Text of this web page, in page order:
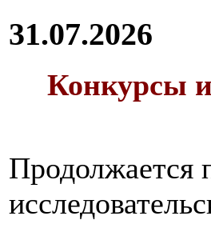
31.07.2026
Конкурсы
Продолжается